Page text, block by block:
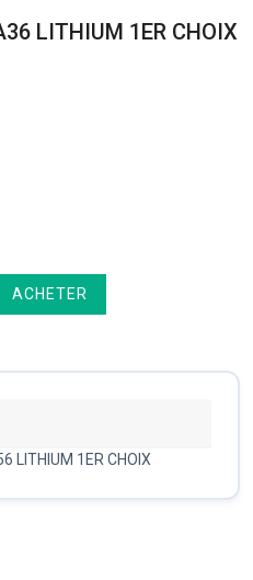
LITHIUM 1ER CHOIX
ACHETER
LITHIUM 1ER CHOIX